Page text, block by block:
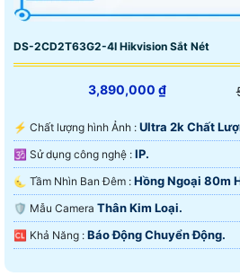
DS-2CD2T63G2-4I Hikvision Sắt Nét
3,890,000 ₫
️⚡ Chất lượng hình Ảnh : Ultra 2k Chất
🕉️ Sử dụng công nghệ : IP.
🌜 Tầm Nhìn Ban Đêm : Hồng Ngoại 80m
🛡 Mẫu Camera Thân Kim Loại.
️🆑 Khả Năng : Báo Động Chuyển Động.